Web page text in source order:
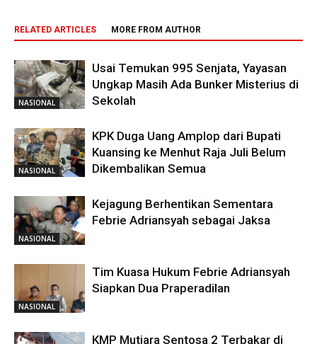
RELATED ARTICLES MORE FROM AUTHOR
NASIONAL
Usai Temukan 995 Senjata, Yayasan
Ungkap Masih Ada Bunker Misterius di
Sekolah
NASIONAL
KPK Duga Uang Amplop dari Bupati
Kuansing ke Menhut Raja Juli Belum
Dikembalikan Semua
NASIONAL
Kejagung Berhentikan Sementara
Febrie Adriansyah sebagai Jaksa
NASIONAL
Tim Kuasa Hukum Febrie Adriansyah
Siapkan Dua Praperadilan
KMP Mutiara Sentosa 2 Terbakar di